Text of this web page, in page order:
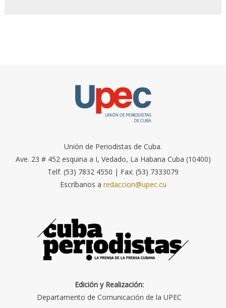
Unión de Periodistas de Cuba.
Ave. 23 # 452 esquina a I, Vedado, La Habana Cuba (10400)
Telf. (53) 7832 4550 | Fax: (53) 7333079
Escríbanos a redaccion@upec.cu
Edición y Realización:
Departamento de Comunicación de la UPEC